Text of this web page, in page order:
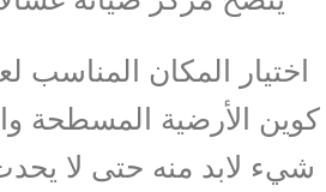
اختيار المكان المناسب
كوين الأرضية المسطحة
شيء لابد منه حتى لا